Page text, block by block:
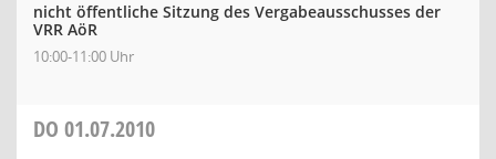
nicht öffentliche Sitzung des Vergabeausschusses der
VRR AöR
10:00-11:00 Uhr
DO 01.07.2010